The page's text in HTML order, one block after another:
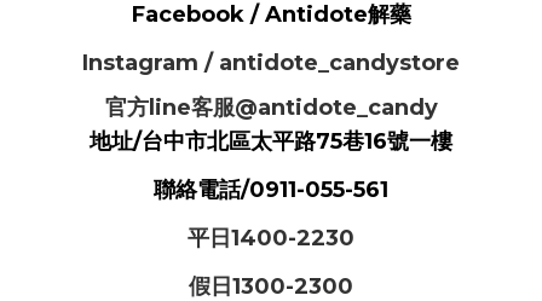
Facebook / Antidote解藥
Instagram / antidote_candystore
官方line客服@antidote_candy
地址/台中市北區太平路75巷16號一樓
聯絡電話/0911-055-561
平日1400-2230
假日1300-2300